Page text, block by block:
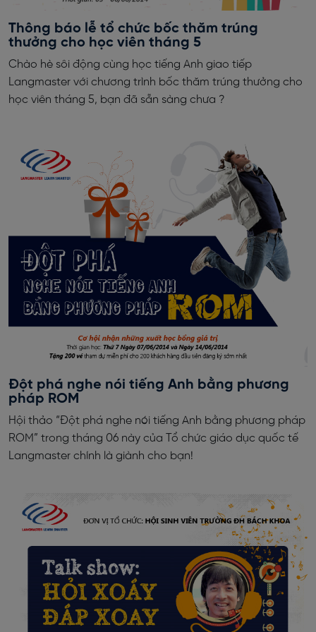
Thông báo lễ tổ chức bốc thăm trúng
thưởng cho học viên tháng 5
Chào hè sôi động cùng học tiếng Anh giao tiếp
Langmaster với chương trình bốc thăm trúng thưởng cho
học viên tháng 5, bạn đã sẵn sàng chưa ?
Đột phá nghe nói tiếng Anh bằng phương
pháp ROM
Hội thảo “Đột phá nghe nói tiếng Anh bằng phương pháp
ROM” trong tháng 06 này của Tổ chức giáo dục quốc tế
Langmaster chính là giành cho bạn!